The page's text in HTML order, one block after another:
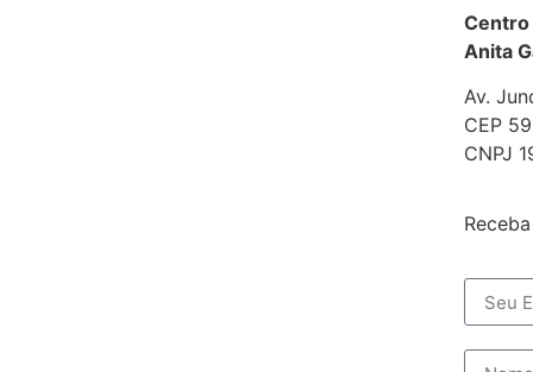
Centro
Anita
Av.
CEP
CNPJ